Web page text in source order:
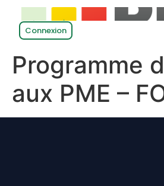
Connexion
Programme
aux PME –